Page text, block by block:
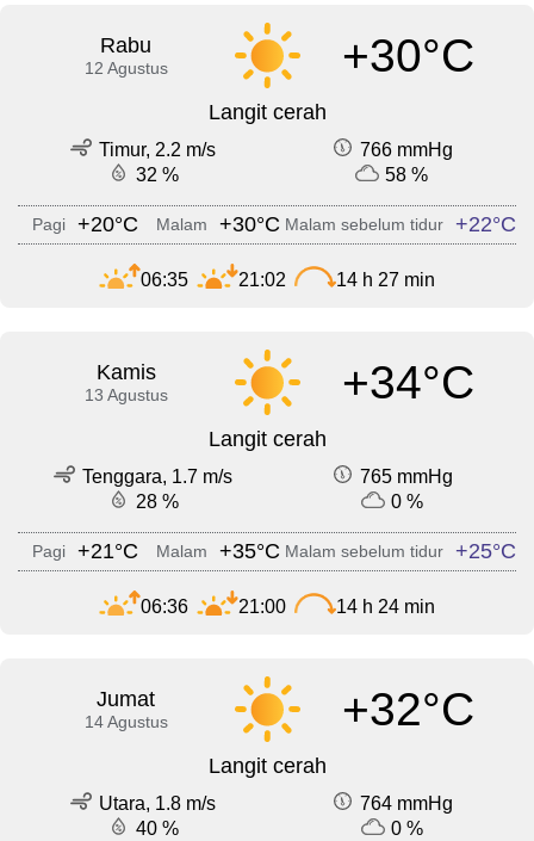
Rabu
12 Agustus +30°C
Langit cerah
Timur, 2.2 m/s
766 mmHg
32 %
58 %
Pagi +20°C Malam +30°C Malam sebelum tidur +22°C
06:35 21:02 14 h 27 min
Kamis
13 Agustus +34°C
Langit cerah
Tenggara, 1.7 m/s
765 mmHg
28 %
0 %
Pagi +21°C Malam +35°C Malam sebelum tidur +25°C
06:36 21:00 14 h 24 min
Jumat
14 Agustus +32°C
Langit cerah
Utara, 1.8 m/s
764 mmHg
40 %
0 %